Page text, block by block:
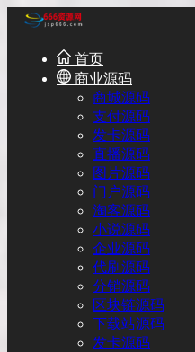
首页
商业源码
商城源码
支付源码
发卡源码
直播源码
图片源码
门户源码
淘客源码
小说源码
企业源码
代刷源码
分销源码
区块链源码
下载站源码
发卡源码